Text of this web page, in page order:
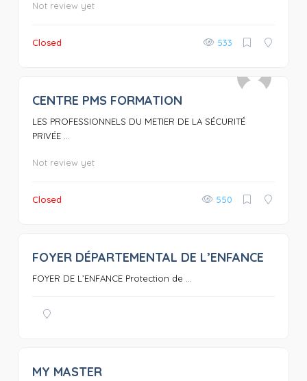
Not review yet
Closed 533
CENTRE PMS FORMATION
LES PROFESSIONNELS DU METIER DE LA SÉCURITÉ
PRIVÉE ...
Not review yet
Closed 550
0
FOYER DÉPARTEMENTAL DE L’ENFANCE
FOYER DE L’ENFANCE Protection de ...
MY MASTER